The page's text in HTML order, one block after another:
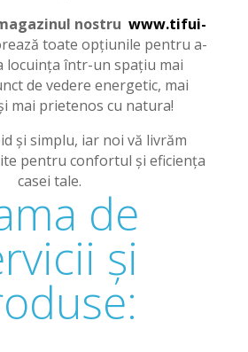
nostruwww.tifui-
toate opțiunile pentru a-
locuința într-un spațiu mai
de vedere energetic, mai
mai prietenos cu natura!
și simplu, iar noi vă livrăm
pentru confortul și eficiența
casei tale.
de
și